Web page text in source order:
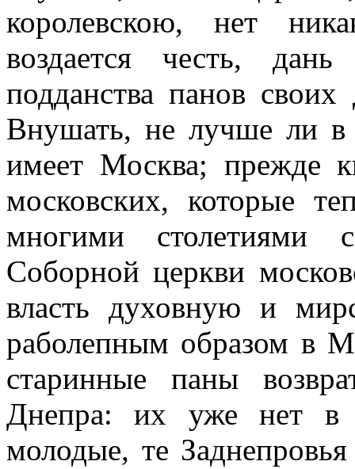
королевскою, нет
воздается честь,
подданства панов
Внушать, не лучше ли в
имеет Москва; прежде
московских, которые
многими столетиями
Соборной церкви
власть духовную и
раболепным образом в
старинные паны
Днепра: их уже нет в
молодые, те